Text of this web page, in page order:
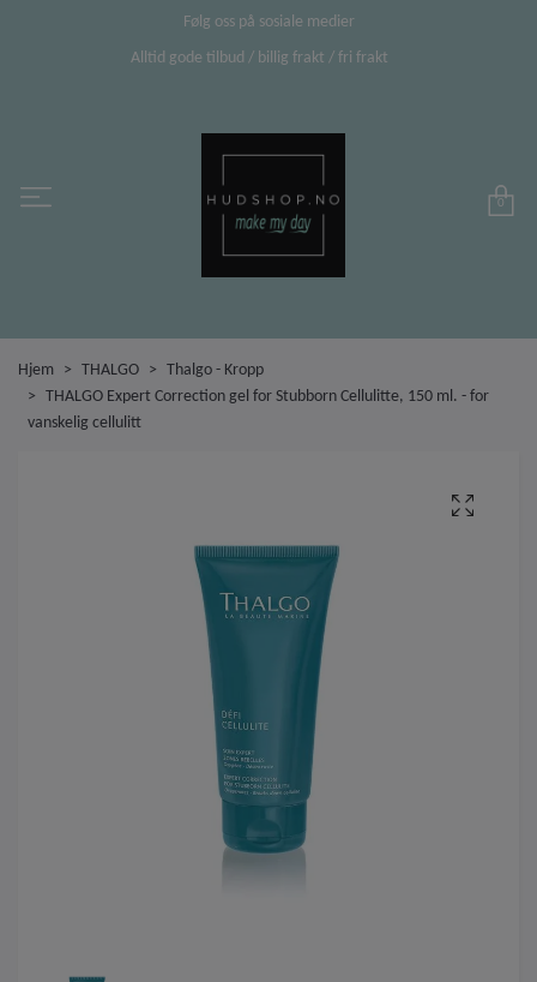
Følg oss på sosiale medier
Alltid gode tilbud / billig frakt / fri frakt
0
Hjem THALGO
Thalgo - Kropp
THALGO Expert Correction gel for Stubborn Cellulitte, 150 ml. - for
vanskelig cellulitt